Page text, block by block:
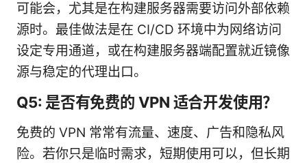
可能会，尤其是在构建服务器需要访问外部依赖
源时。最佳做法是在 CI/CD 环境中为网络访问
设定专用通道，或在构建服务器端配置就近镜像
源与稳定的代理出口。
Q5: 是否有免费的 VPN 适合开发使用？
免费的 VPN 常常有流量、速度、广告和隐私风
险。若你只是临时需求，短期使用可以，但长期